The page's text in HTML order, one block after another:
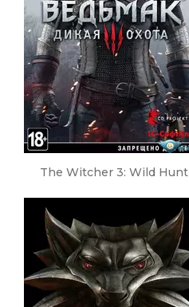
The Witcher 3: Wild Hunt